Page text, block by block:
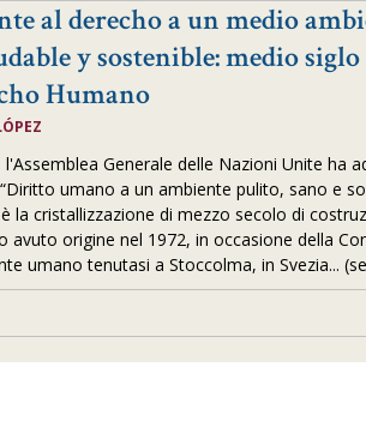
al derecho a un medio
y sostenible: medio
Humano
l'Assemblea Generale delle Nazioni Unite ha
umano a un ambiente pulito, sano e
la cristallizzazione di mezzo secolo di
avuto origine nel 1972, in occasione della
umano tenutasi a Stoccolma, in Svezia...